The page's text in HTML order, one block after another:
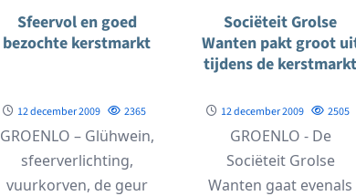
Sfeervol en goed
bezochte kerstmarkt
12 december 2009 2365
GROENLO – Glühwein,
sfeerverlichting,
vuurkorven, de geur
Sociëteit Grolse
Wanten pakt groot
tijdens de kerstmarkt
12 december 2009 2505
GROENLO - De
Sociëteit Grolse
Wanten gaat evenals